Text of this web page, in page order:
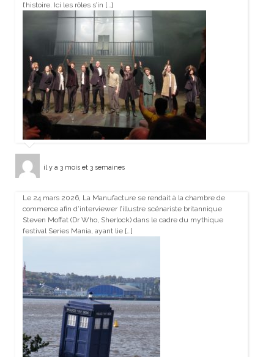
l’histoire. Ici les rôles s’in […]
il y a 3 mois et 3 semaines
Le 24 mars 2026, La Manufacture se rendait à la chambre de
commerce afin d’interviewer l’illustre scénariste britannique
Steven Moffat (Dr Who, Sherlock) dans le cadre du mythique
festival Series Mania, ayant lie […]